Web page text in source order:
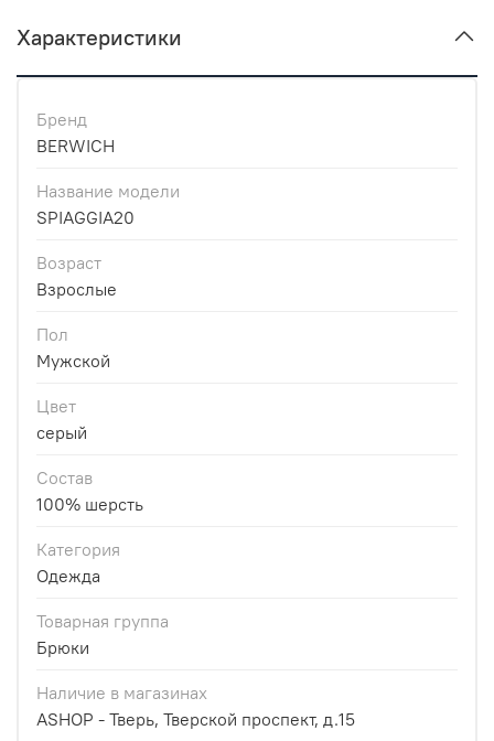
Характеристики
Бренд
BERWICH
Название модели
SPIAGGIA20
Возраст
Взрослые
Пол
Мужской
Цвет
серый
Состав
100% шерсть
Категория
Одежда
Товарная группа
Брюки
Наличие в магазинах
ASHOP - Тверь, Тверской проспект, д.15